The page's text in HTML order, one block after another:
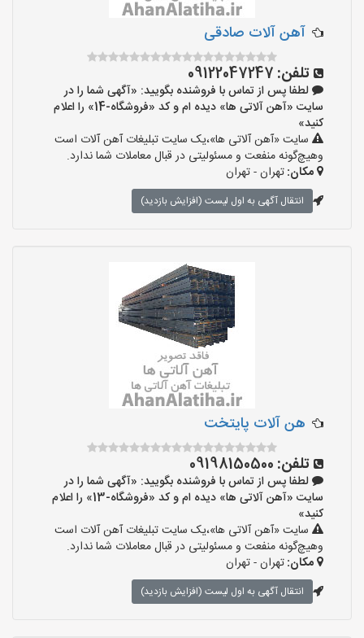
آهن آلات صادقی
تلفن: 09122047247
لطفا پس از تماس با فروشنده بگویید: «آگهی شما را در
سایت «آهن آلاتی ها» دیده ام و کد «فروشگاه-14» را اعلام
کنید»
سایت «آهن آلاتی ها»،یک سایت تبلیغات آهن آلات است
وهیچ‌گونه منفعت و مسئولیتی در قبال معاملات شما ندارد.
مکان:تهران - تهران
انتقال آگهی به اول لیست (افزایش بازدید)
هن آلات پایتخت
تلفن: 09198150500
لطفا پس از تماس با فروشنده بگویید: «آگهی شما را در
سایت «آهن آلاتی ها» دیده ام و کد «فروشگاه-13» را اعلام
کنید»
سایت «آهن آلاتی ها»،یک سایت تبلیغات آهن آلات است
وهیچ‌گونه منفعت و مسئولیتی در قبال معاملات شما ندارد.
مکان:تهران - تهران
انتقال آگهی به اول لیست (افزایش بازدید)